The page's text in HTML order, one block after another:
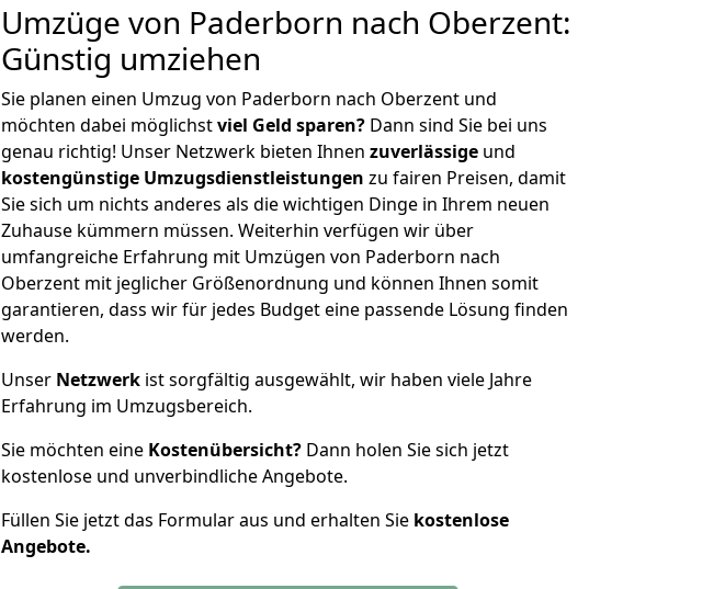
Umzüge von Paderborn nach Oberzent:
Günstig umziehen
Sie planen einen Umzug von Paderborn nach Oberzent und
möchten dabei möglichstviel Geld sparen? Dann sind Sie bei uns
genau richtig! Unser Netzwerk bieten Ihnen zuverlässige und
kostengünstige Umzugsdienstleistungen zu fairen Preisen, damit
Sie sich um nichts anderes als die wichtigen Dinge in Ihrem neuen
Zuhause kümmern müssen. Weiterhin verfügen wir über
umfangreiche Erfahrung mit Umzügen von Paderborn nach
Oberzent mit jeglicher Größenordnung und können Ihnen somit
garantieren, dass wir für jedes Budget eine passende Lösung finden
werden.
Unser Netzwerk ist sorgfältig ausgewählt, wir haben viele Jahre
Erfahrung im Umzugsbereich.
Sie möchten eine Kostenübersicht? Dann holen Sie sich jetzt
kostenlose und unverbindliche Angebote.
Füllen Sie jetzt das Formular aus und erhalten Sie kostenlose
Angebote.